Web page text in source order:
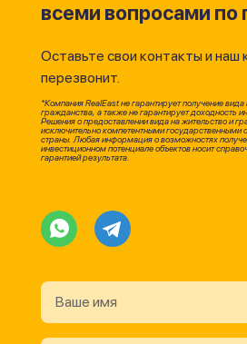
всеми вопросами по
Оставьте свои контакты и наш
перезвонит.
*Компания RealEast не гарантирует получение вида
гражданства, а также не гарантирует доходность
Решения о предоставлении вида на жительство и
исключительно компетентными государственными
страны. Любая информация о возможностях
инвестиционном потенциале объектов носит
гарантией результата.